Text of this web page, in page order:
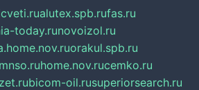
alutex.spb.rufas.ru
today.runovoizol.ru
orakul.spb.ru
mnso.ruhome.nov.rucemko.ru
bicom-oil.rusuperiorsearch.ru